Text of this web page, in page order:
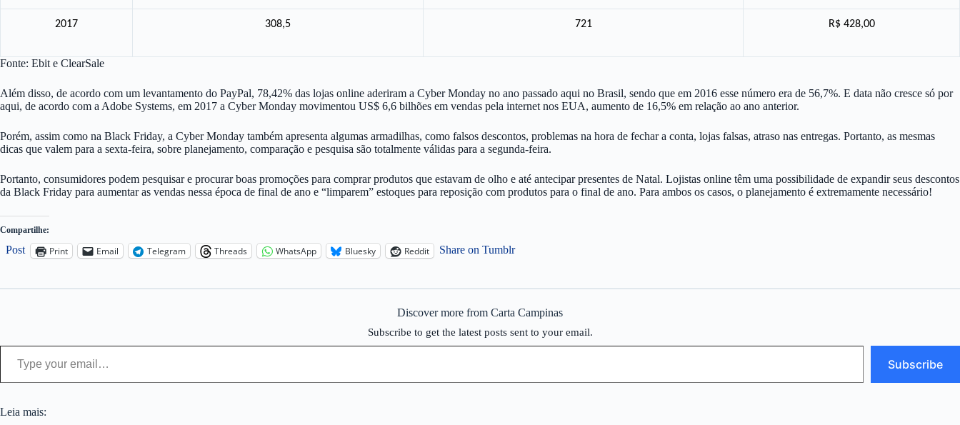
2017 308,5 721 R$ 428,00
Fonte: Ebit e ClearSale
Além disso, de acordo com um levantamento do PayPal, 78,42% das lojas online aderiram a Cyber Monday no ano passado aqui no Brasil, sendo que em 2016 esse número era de 56,7%. E data não cresce só por
aqui, de acordo com a Adobe Systems, em 2017 a Cyber Monday movimentou US$ 6,6 bilhões em vendas pela internet nos EUA, aumento de 16,5% em relação ao ano anterior.
Porém, assim como na Black Friday, a Cyber Monday também apresenta algumas armadilhas, como falsos descontos, problemas na hora de fechar a conta, lojas falsas, atraso nas entregas. Portanto, as mesmas
dicas que valem para a sexta-feira, sobre planejamento, comparação e pesquisa são totalmente válidas para a segunda-feira.
Portanto, consumidores podem pesquisar e procurar boas promoções para comprar produtos que estavam de olho e até antecipar presentes de Natal. Lojistas online têm uma possibilidade de expandir seus descontos
da Black Friday para aumentar as vendas nessa época de final de ano e “limparem” estoques para reposição com produtos para o final de ano. Para ambos os casos, o planejamento é extremamente necessário!
Compartilhe:
Post Print Email Telegram Threads WhatsApp Bluesky Reddit Share on Tumblr
Discover more from Carta Campinas
Subscribe to get the latest posts sent to your email.
Type your email…
Subscribe
Leia mais: